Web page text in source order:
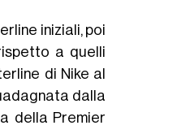
iniziali, poi
a quelli
di Nike al
dalla
della Premier